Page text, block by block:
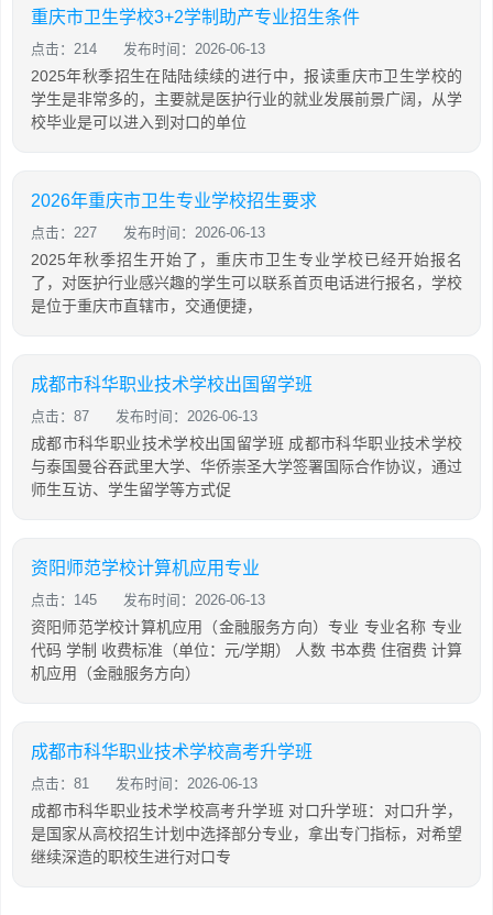
重庆市卫生学校3+2学制助产专业招生条件
点击：214 发布时间：2026-06-13
2025年秋季招生在陆陆续续的进行中，报读重庆市卫生学校的
学生是非常多的，主要就是医护行业的就业发展前景广阔，从学
校毕业是可以进入到对口的单位
2026年重庆市卫生专业学校招生要求
点击：227 发布时间：2026-06-13
2025年秋季招生开始了，重庆市卫生专业学校已经开始报名
了，对医护行业感兴趣的学生可以联系首页电话进行报名，学校
是位于重庆市直辖市，交通便捷，
成都市科华职业技术学校出国留学班
点击：87 发布时间：2026-06-13
成都市科华职业技术学校出国留学班 成都市科华职业技术学校
与泰国曼谷吞武里大学、华侨崇圣大学签署国际合作协议，通过
师生互访、学生留学等方式促
资阳师范学校计算机应用专业
点击：145 发布时间：2026-06-13
资阳师范学校计算机应用（金融服务方向）专业 专业名称 专业
代码 学制 收费标准（单位：元/学期） 人数 书本费 住宿费 计算
机应用（金融服务方向）
成都市科华职业技术学校高考升学班
点击：81 发布时间：2026-06-13
成都市科华职业技术学校高考升学班 对口升学班：对口升学，
是国家从高校招生计划中选择部分专业，拿出专门指标，对希望
继续深造的职校生进行对口专